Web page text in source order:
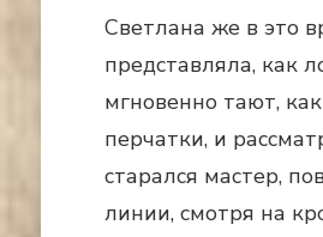
Светлана же в это
представляла, как
мгновенно тают,
перчатки, и
старался мастер,
линии, смотря на